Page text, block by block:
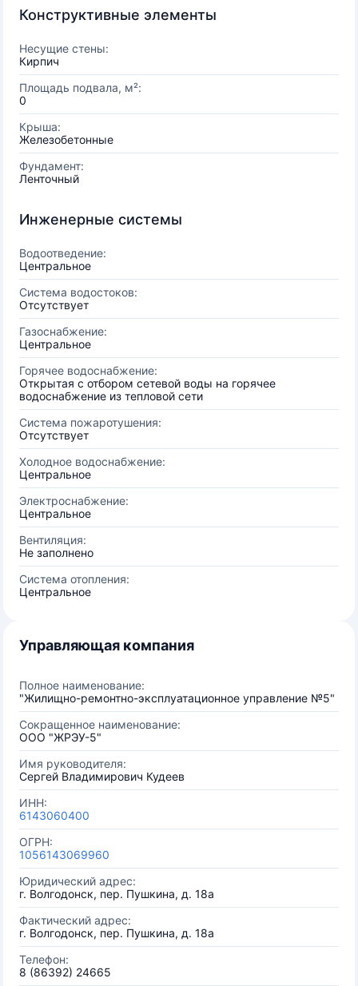
Конструктивные элементы
Несущие стены:
Кирпич
Площадь подвала, м²:
0
Крыша:
Железобетонные
Фундамент:
Ленточный
Инженерные системы
Водоотведение:
Центральное
Система водостоков:
Отсутствует
Газоснабжение:
Центральное
Горячее водоснабжение:
Открытая с отбором сетевой воды на горячее
водоснабжение из тепловой сети
Система пожаротушения:
Отсутствует
Холодное водоснабжение:
Центральное
Электроснабжение:
Центральное
Вентиляция:
Не заполнено
Система отопления:
Центральное
Управляющая компания
Полное наименование:
"Жилищно-ремонтно-эксплуатационное управление №5"
Сокращенное наименование:
ООО "ЖРЭУ-5"
Имя руководителя:
Сергей Владимирович Кудеев
ИНН:
6143060400
ОГРН:
1056143069960
Юридический адрес:
г. Волгодонск, пер. Пушкина, д. 18а
Фактический адрес:
г. Волгодонск, пер. Пушкина, д. 18а
Телефон:
8 (86392) 24665